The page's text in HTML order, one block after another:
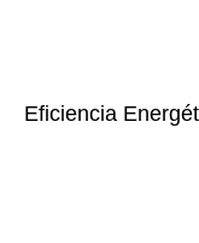
Eficiencia